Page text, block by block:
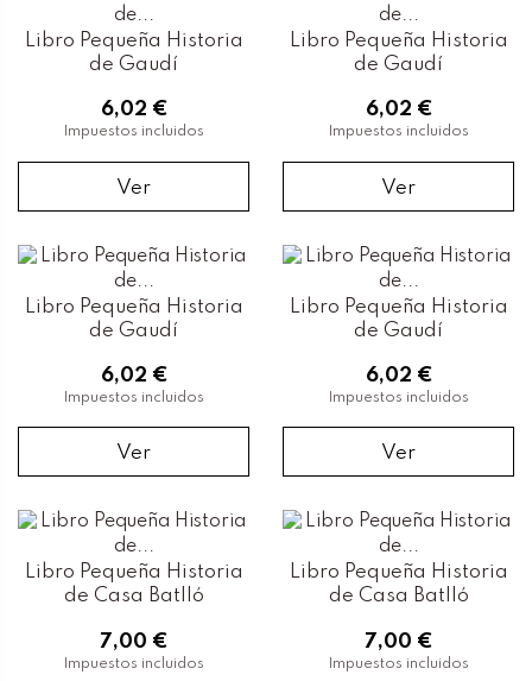
Libro Pequeña Historia
de Gaudí
6,02 €
Impuestos incluidos
Ver
Libro Pequeña Historia
de Gaudí
6,02 €
Impuestos incluidos
Ver
Libro Pequeña Historia
de Gaudí
6,02 €
Impuestos incluidos
Ver
Libro Pequeña Historia
de Gaudí
6,02 €
Impuestos incluidos
Ver
Libro Pequeña Historia
de Casa Batlló
7,00 €
Impuestos incluidos
Libro Pequeña Historia
de Casa Batlló
7,00 €
Impuestos incluidos